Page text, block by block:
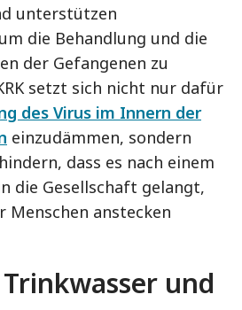
unterstützen
die Behandlung und die
der Gefangenen zu
setzt sich nicht nur dafür
des Virus im Innern der
einzudämmen, sondern
dass es nach einem
die Gesellschaft gelangt,
Menschen anstecken
und